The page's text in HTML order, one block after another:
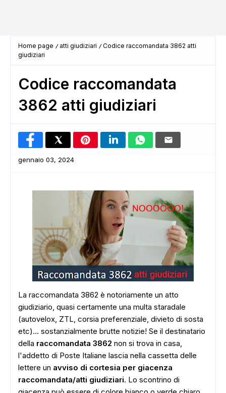
Home page atti giudiziari
Codice raccomandata 3862 atti
giudiziari
Codice raccomandata
3862 atti giudiziari
gennaio 03, 2024
La raccomandata 3862 è notoriamente un atto
giudiziario, quasi certamente una multa staradale
(autovelox, ZTL, corsia preferenziale, divieto di sosta
etc)... sostanzialmente brutte notizie! Se il destinatario
della raccomandata 3862 non si trova in casa,
l'addetto di Poste Italiane lascia nella cassetta delle
lettere un avviso di cortesia per giacenza
raccomandata/atti giudiziari. Lo scontrino di